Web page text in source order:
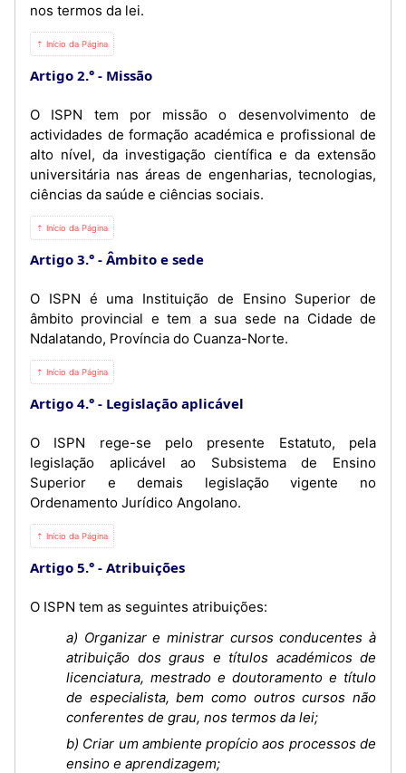
nos termos da lei.
⇡ Início da Página
Artigo 2.° Missão
O ISPN tem por missão o desenvolvimento de
actividades de formação académica e profissional de
alto nível, da investigação científica e da extensão
universitária nas áreas de engenharias, tecnologias,
ciências da saúde e ciências sociais.
⇡ Início da Página
Artigo 3.° Âmbito e sede
O ISPN é uma Instituição de Ensino Superior de
âmbito provincial e tem a sua sede na Cidade de
Ndalatando, Província do Cuanza-Norte.
⇡ Início da Página
Artigo 4.° Legislação aplicável
O ISPN rege-se pelo presente Estatuto, pela
legislação aplicável ao Subsistema de Ensino
Superior e demais legislação vigente no
Ordenamento Jurídico Angolano.
⇡ Início da Página
Artigo 5.° Atribuições
O ISPN tem as seguintes atribuições:
a) Organizar e ministrar cursos conducentes à
atribuição dos graus e títulos académicos de
licenciatura, mestrado e doutoramento e título
de especialista, bem como outros cursos não
conferentes de grau, nos termos da lei;
b) Criar um ambiente propício aos processos de
ensino e aprendizagem;